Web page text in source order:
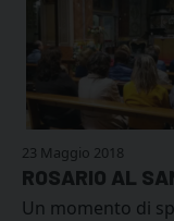
23 Maggio 2018
ROSARIO AL
Un momento di